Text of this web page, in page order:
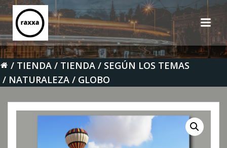
Saltar
al
contenido
TIENDA TIENDA
SEGÚN LOS TEMAS
NATURALEZA
GLOBO